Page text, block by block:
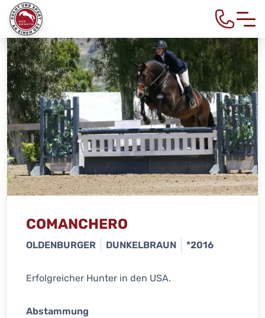
COMANCHERO
OLDENBURGER DUNKELBRAUN *2016
Erfolgreicher Hunter in den USA.
Abstammung